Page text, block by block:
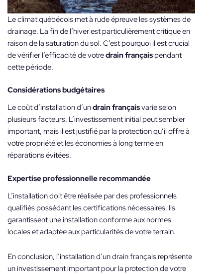
Le climat québécois met à rude épreuve les systèmes de
drainage. La fin de l’hiver est particulièrement critique en
raison de la saturation du sol. C’est pourquoi il est crucial
de vérifier l’efficacité de votredrain françaispendant
cette période.
Considérations budgétaires
Le coût d’installation d’undrain françaisvarie selon
plusieurs facteurs. L’investissement initial peut sembler
important, mais il est justifié par la protection qu’il offre à
votre propriété et les économies à long terme en
réparations évitées.
Expertise professionnelle recommandée
L’installation doit être réalisée par des professionnels
qualifiés possédant les certifications nécessaires. Ils
garantissent une installation conforme aux normes
locales et adaptée aux particularités de votre terrain.
En conclusion, l’installation d’un drain français représente
un investissement important pour la protection de votre